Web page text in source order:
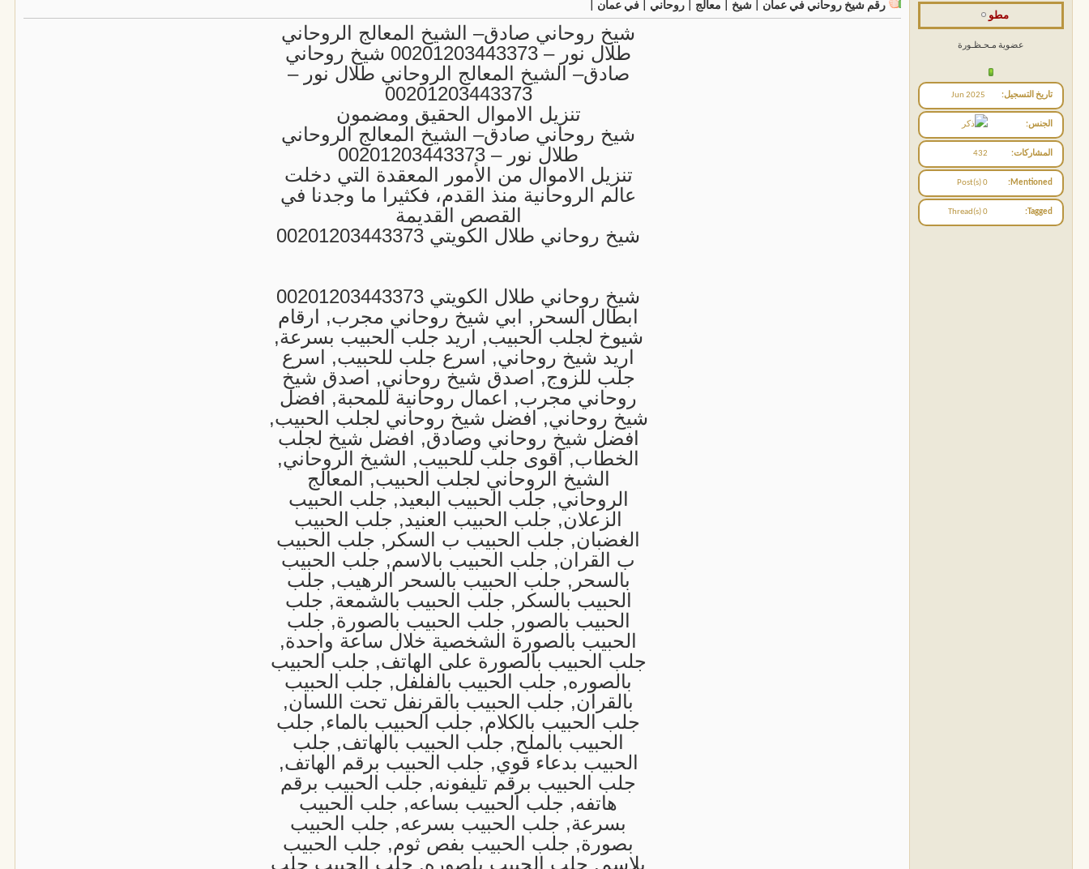
مطو
عضوية مـحـظـورة
تاريخ التسجيل Jun 2025
الجنس
المشاركات 432
Mentioned
0 Post(s)
Tagged
0 Thread(s)
رقم شيخ روحاني في عمان | شيخ | معالج | روحاني | في عمان |
شيخ روحاني صادق– الشيخ المعالج الروحاني
طلال نور – 00201203443373 شيخ روحاني
صادق– الشيخ المعالج الروحاني طلال نور –
00201203443373
تنزيل الاموال الحقيق ومضمون
شيخ روحاني صادق– الشيخ المعالج الروحاني
طلال نور – 00201203443373
تنزيل الاموال من الأمور المعقدة التي دخلت
عالم الروحانية منذ القدم، فكثيرا ما وجدنا في
القصص القديمة
شيخ روحاني طلال الكويتي 00201203443373
شيخ روحاني طلال الكويتي 00201203443373
ابطال السحر, ابي شيخ روحاني مجرب, ارقام
شيوخ لجلب الحبيب, اريد جلب الحبيب بسرعة,
اريد شيخ روحاني, اسرع جلب للحبيب, اسرع
جلب للزوج, اصدق شيخ روحاني, اصدق شيخ
روحاني مجرب, اعمال روحانية للمحبة, افضل
شيخ روحاني, افضل شيخ روحاني لجلب الحبيب,
افضل شيخ روحاني وصادق, افضل شيخ لجلب
الخطاب, اقوى جلب للحبيب, الشيخ الروحاني,
الشيخ الروحاني لجلب الحبيب, المعالج
الروحاني, جلب الحبيب البعيد, جلب الحبيب
الزعلان, جلب الحبيب العنيد, جلب الحبيب
الغضبان, جلب الحبيب ب السكر, جلب الحبيب
ب القران, جلب الحبيب بالاسم, جلب الحبيب
بالسحر, جلب الحبيب بالسحر الرهيب, جلب
الحبيب بالسكر, جلب الحبيب بالشمعة, جلب
الحبيب بالصور, جلب الحبيب بالصورة, جلب
الحبيب بالصورة الشخصية خلال ساعة واحدة,
جلب الحبيب بالصورة على الهاتف, جلب الحبيب
بالصوره, جلب الحبيب بالفلفل, جلب الحبيب
بالقران, جلب الحبيب بالقرنفل تحت اللسان,
جلب الحبيب بالكلام, جلب الحبيب بالماء, جلب
الحبيب بالملح, جلب الحبيب بالهاتف, جلب
الحبيب بدعاء قوي, جلب الحبيب برقم الهاتف,
جلب الحبيب برقم تليفونه, جلب الحبيب برقم
هاتفه, جلب الحبيب بساعه, جلب الحبيب
بسرعة, جلب الحبيب بسرعه, جلب الحبيب
بصورة, جلب الحبيب بفص ثوم, جلب الحبيب
بلاسم, جلب الحبيب بلصوره, جلب الحبيب جلب